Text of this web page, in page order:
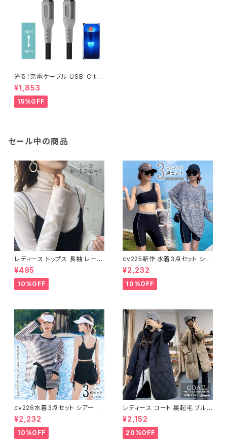
光る！充電ケーブル USB-C to
USB-C充電ケーブル Type-C
データ転送 充電 【15/16シリー
ズ対応】
¥1,853
15%OFF
セール中の商品
レディース トップス 長袖 レース
タートルネック ファッション 4色
美ライン
¥495
10%OFF
cv225新作 水着3点セット シア
ートップス ラッシュガード 長袖
日焼け防止 体型カバー
¥2,232
10%OFF
cv226水着3点セット シアート
ップス ラッシュガード 長袖 日焼
け防止 体型カバー
¥2,232
10%OFF
レディース コート 裏起毛 ブルゾ
ン ジャンパー ジャケット キルテ
ィング 中綿
¥2,152
20%OFF